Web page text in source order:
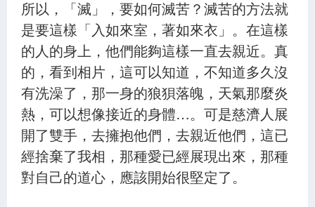
所以，「滅」，要如何滅苦？滅苦的方法就
是要這樣「入如來室，著如來衣」。在這樣
的人的身上，他們能夠這樣一直去親近。真
的，看到相片，這可以知道，不知道多久沒
有洗澡了，那一身的狼狽落魄，天氣那麼炎
熱，可以想像接近的身體…。可是慈濟人展
開了雙手，去擁抱他們，去親近他們，這已
經捨棄了我相，那種愛已經展現出來，那種
對自己的道心，應該開始很堅定了。